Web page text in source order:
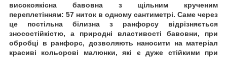
високоякісна бавовна з щільним крученим
переплетінням: 57 ниток в одному сантиметрі. Саме через
це постільна білизна з ранфорсу відрізняється
зносостійкістю, а природні властивості бавовни, при
обробці в ранфорс, дозволяють наносити на матеріал
красиві кольорові малюнки, які є дуже стійкими при